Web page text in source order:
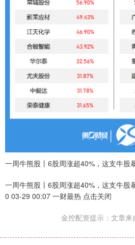
一周牛熊股丨6股周涨超40%，这支牛股
一周牛熊股丨6股周涨超40%，这支牛股
0 03-29 00:07 一财最热 点击关闭
金控配资提示：文章来